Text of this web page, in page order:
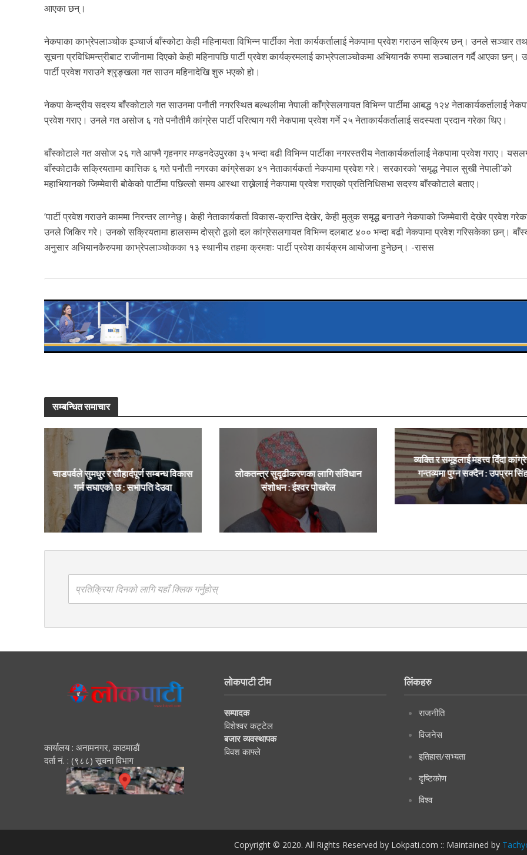
आएका छन्।
नेकपाका काभ्रेपलाञ्चोक इञ्चार्ज बाँस्कोटा केही महिनायता विभिन्न पार्टीका नेता कार्यकर्तालाई नेकपामा प्रवेश गराउन सक्रिय छन्। उनले सञ्चार
सूचना प्रविधिमन्त्रीबाट राजीनामा दिएको केही महिनापछि पार्टी प्रवेश कार्यक्रमलाई काभ्रेपलाञ्चोकमा अभियानकै रुपमा सञ्चालन गर्दै आएका छन्।
पार्टी प्रवेश गराउने श्रृङ्खला गत साउन महिनादेखि शुरु भएको हो।
नेकपा केन्द्रीय सदस्य बाँस्कोटाले गत साउनमा पनौती नगरस्थित बल्थलीमा नेपाली काँग्रेसलगायत विभिन्न पार्टीमा आबद्ध १२४ नेताकार्यकर्तालाई
प्रवेश गराए। उनले गत असोज ६ गते पनौतीमै कांग्रेस पार्टी परित्याग गरी नेकपामा प्रवेश गर्ने २५ नेताकार्यकर्तालाई सदस्यता प्रदान गरेका थिए।
बाँस्कोटाले गत असोज २६ गते आफ्नै गृहनगर मण्डनदेउपुरका ३५ भन्दा बढी विभिन्न पार्टीका नगरस्तरीय नेताकार्यकर्तालाई नेकपामा प्रवेश गराए।
बाँस्कोटाकै सक्रियतामा कात्तिक ६ गते पनौती नगरका कांग्रेसका ४१ नेताकार्यकर्ता नेकपामा प्रवेश गरे। सरकारको ‘समृद्ध नेपाल सुखी नेपाली’को
महाभियानको जिम्मेवारी बोकेको पार्टीमा पछिल्लो समय आस्था राख्नेलाई नेकपामा प्रवेश गराएको प्रतिनिधिसभा सदस्य बाँस्कोटाले बताए।
‘पार्टी प्रवेश गराउने काममा निरन्तर लाग्नेछु। केही नेताकार्यकर्ता विकास-क्रान्ति देखेर, केही मुलुक समृद्ध बनाउने नेकपाको जिम्मेवारी देखेर प्रवेश
उनले जिकिर गरे। उनको सक्रियतामा हालसम्म दोस्रो ठूलो दल कांग्रेसलगायत विभिन्न दलबाट ४०० भन्दा बढी नेकपामा प्रवेश गरिसकेका छन्।
अनुसार अभियानकैरुपमा काभ्रेपलाञ्चोकका १३ स्थानीय तहमा क्रमशः पार्टी प्रवेश कार्यक्रम आयोजना हुनेछन्। -रासस
सम्बन्धित समाचार
चाडपर्वले सुमधुर र सौहार्दपूर्ण सम्बन्ध विकास
गर्न सघाएको छ : सभापति देउवा
लोकतन्त्र सुदृढीकरणका लागि संविधान
संशोधन : ईश्वर पोखरेल
व्यक्ति र समूहलाई महत्त्व दिँदा
गन्तव्यमा पुग्न सक्दैन : उपप्रम
प्रतिक्रिया दिनको लागि यहाँ क्लिक गर्नुहोस्
कार्यालय : अनामनगर, काठमाडाैं
दर्ता नं. : (९८८) सूचना विभाग
लोकपाटी टीम
सम्पादक
विशेश्वर कट्टेल
बजार व्यवस्थापक
विवश काफ्ले
लिंकहरु
राजनीति
विजनेस
इतिहास/सभ्यता
दृष्टिकोण
विश्व
Copyright © 2020. All Rights Reserved by Lokpati.com :: Maintained by